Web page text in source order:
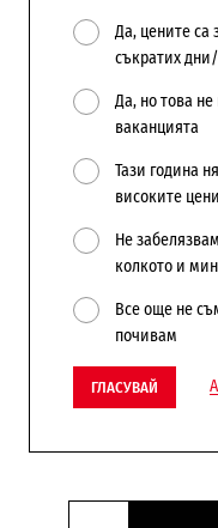
Да, цените са
съкратих
Да, но това
ваканцията
Тази година
високите цени
Не
колкото и
Все още не
почивам
ГЛАСУВАЙ